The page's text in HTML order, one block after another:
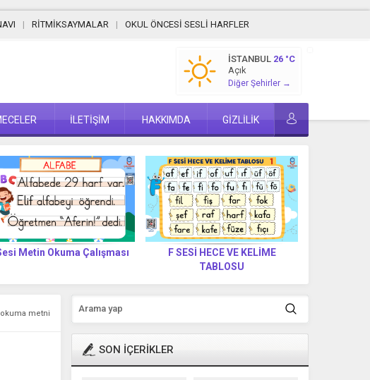
RİTMİKSAYMALAR OKUL ÖNCESİ SESLİ HARFLER
İSTANBUL 26 °C
Açık
Diğer Şehirler →
İLETİŞİM HAKKIMDA GİZLİLİK
Metin Okuma Çalışması
F SESİ HECE VE KELİME
TABLOSU
metni
SON İÇERİKLER